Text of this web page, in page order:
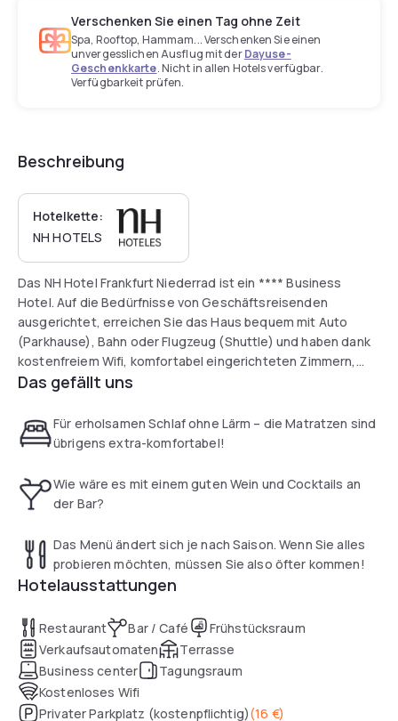
Verschenken Sie einen Tag ohne Zeit
Spa, Rooftop, Hammam... Verschenken Sie einen
unvergesslichen Ausflug mit derDayuse-
Geschenkkarte. Nicht in allen Hotels verfügbar.
Verfügbarkeit prüfen.
Beschreibung
Hotelkette:
NH HOTELS
Das NH Hotel Frankfurt Niederrad ist ein **** Business
Hotel. Auf die Bedürfnisse von Geschäftsreisenden
ausgerichtet, erreichen Sie das Haus bequem mit Auto
(Parkhause), Bahn oder Flugzeug (Shuttle) und haben dank
kostenfreiem Wifi, komfortabel eingerichteten Zimmern,
einer Bar und einem Restaurant, einer Autovermietung vor
benötigen.
Das gefällt uns
Für erholsamen Schlaf ohne Lärm – die Matratzen sind
übrigens extra-komfortabel!
Wie wäre es mit einem guten Wein und Cocktails an
der Bar?
Das Menü ändert sich je nach Saison. Wenn Sie alles
probieren möchten, müssen Sie also öfter kommen!
Hotelausstattungen
Restaurant Bar / Café
Frühstücksraum
Verkaufsautomaten
Terrasse
Business center
Tagungsraum
Kostenloses Wifi
Privater Parkplatz (kostenpflichtig)(16 €)